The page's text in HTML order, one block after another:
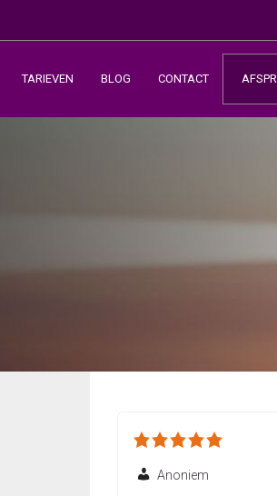
TARIEVEN BLOG CONTACT
Anoniem